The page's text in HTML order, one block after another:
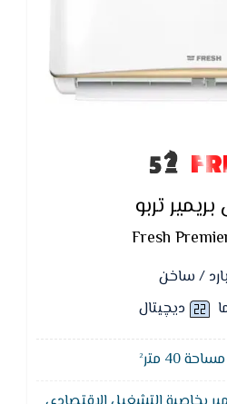
تربو
Fresh
بارد / ساخن
ديچيتال
40 متر²